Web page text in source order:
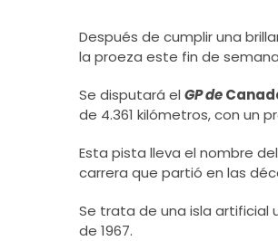
Después de cumplir una
la proeza este fin de
Se disputará el GP de
de 4.361 kilómetros, con un
Esta pista lleva el nombre
carrera que partió en las
Se trata de una isla artificial
de 1967.